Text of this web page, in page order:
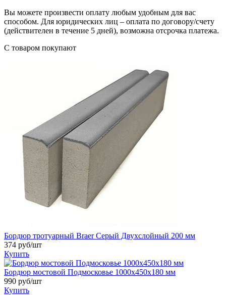
Вы можете произвести оплату любым удобным для вас
способом. Для юридических лиц – оплата по договору/счету
(действителен в течение 5 дней), возможна отсрочка платежа.
С товаром покупают
Бордюр тротуарный Braer Серый Двухслойный 200 мм
374 руб/шт
Купить
Бордюр мостовой Подмосковье 1000x450x180 мм
990 руб/шт
Купить